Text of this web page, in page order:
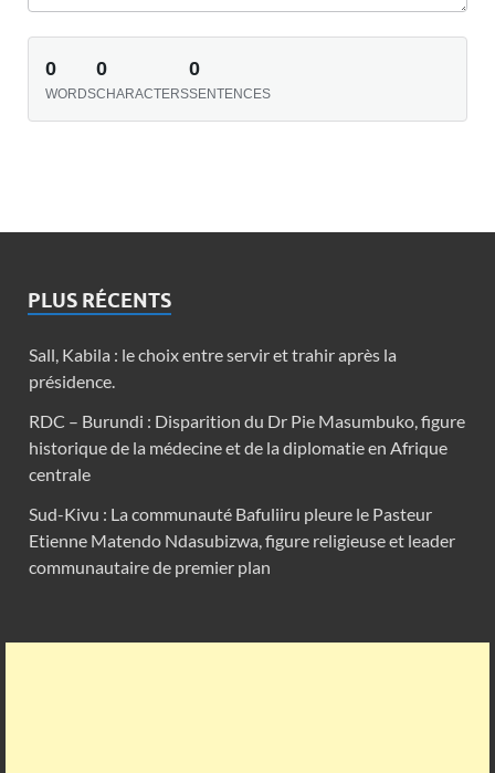
0
WORDS
0
CHARACTERS
0
SENTENCES
PLUS RÉCENTS
Sall, Kabila : le choix entre servir et trahir après la
présidence.
RDC – Burundi : Disparition du Dr Pie Masumbuko, figure
historique de la médecine et de la diplomatie en Afrique
centrale
Sud-Kivu : La communauté Bafuliiru pleure le Pasteur
Etienne Matendo Ndasubizwa, figure religieuse et leader
communautaire de premier plan